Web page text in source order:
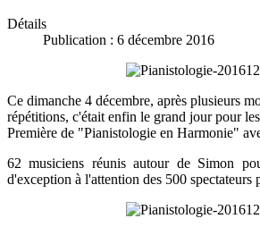
Détails
Publication : 6 décembre 2016
Ce dimanche 4 décembre, après plusieurs
répétitions, c'était enfin le grand jour pour
Première de "Pianistologie en Harmonie"
62 musiciens réunis autour de Simon
d'exception à l'attention des 500 spectateurs